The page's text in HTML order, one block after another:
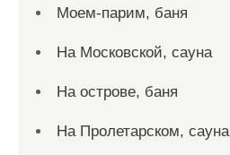
Моем-парим, баня
На Московской, сауна
На острове, баня
На Пролетарском, сауна